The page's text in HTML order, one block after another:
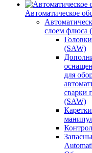
Автоматическое
слоем флюса
(SAW)
для
сварки
(SAW)